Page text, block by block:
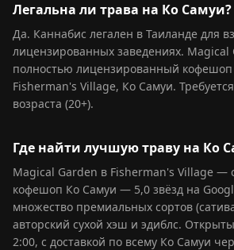
Легальна ли трава на Ко Самуи?
Да. Каннабис легален в Таиланде для
лицензированных заведениях.
полностью лицензированный
Fisherman's Village, Ко Самуи.
возраста (20+).
Где найти лучшую траву на Ко
Magical Garden в Fisherman's Village
кофешоп Ко Самуи — 5,0 звёзд на
множество премиальных сортов
авторский сухой хэш и эдиблс.
2:00, с доставкой по всему Ко Самуи